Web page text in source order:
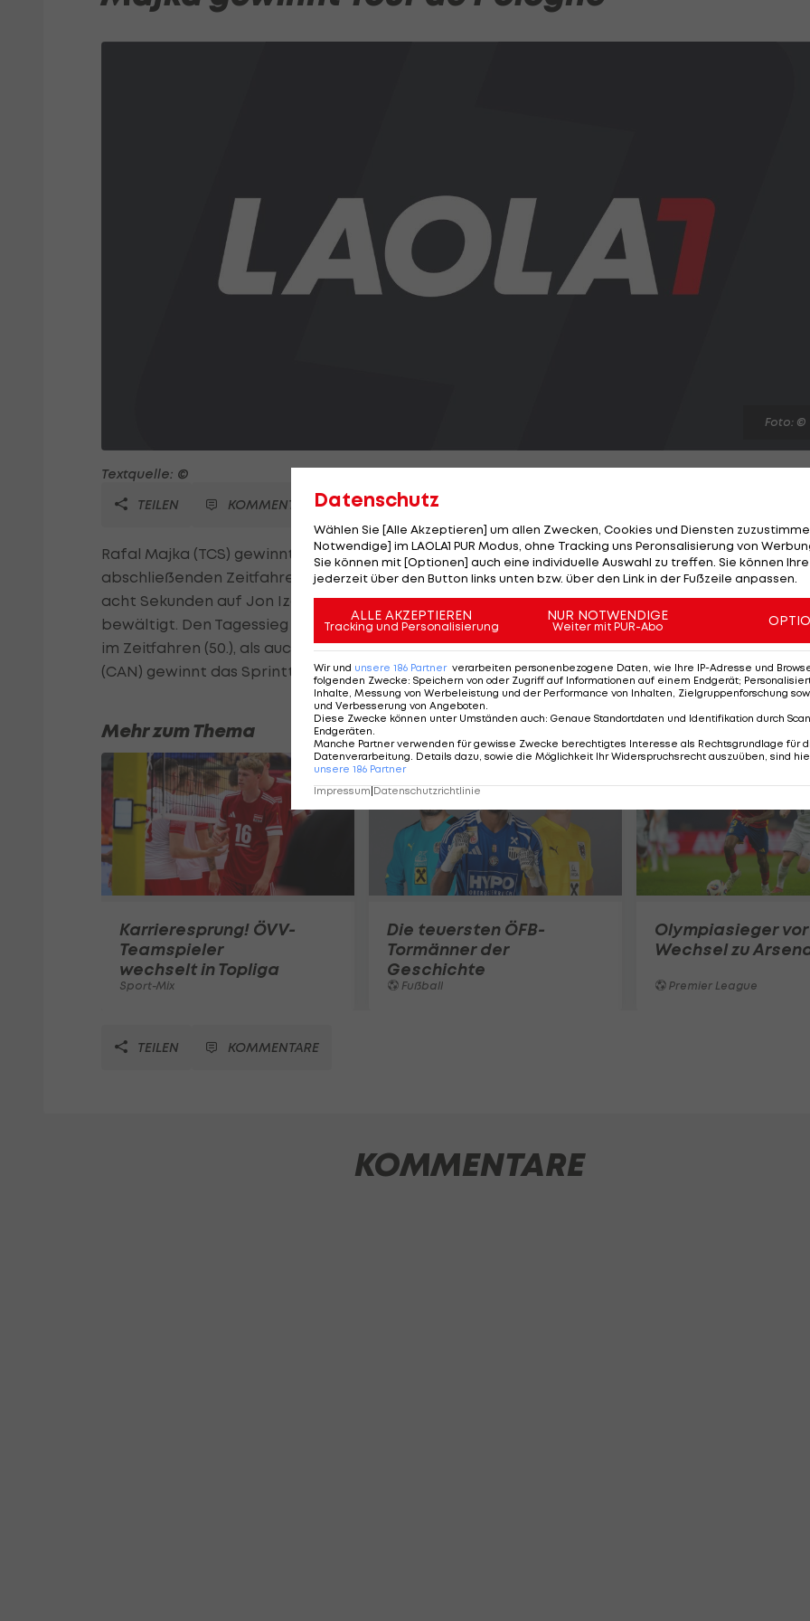
Foto: ©
Textquelle: ©
TEILEN
KOMMENTARE
Rafal Majka (TCS) gewinnt die 71. Tour de Pologne. Dem Lokalmatadoren reicht im
abschließenden Zeitfahren (25 km) in Krakau ein 13. Platz (+43). In der Gesamtwertung rettet er
acht Sekunden auf Jon Izaguirre (MOV), der den Schlussabschnitt als Siebtschnellster (+29)
bewältigt. Den Tagessieg holt sich Kristof Vandewalle (TFR) in 29:18 Minuten. Bester Österreicher
im Zeitfahren (50.), als auch in der Gesamtwertung (26.), ist Georg Preidler (GIA). Matthias Krizek
(CAN) gewinnt das Sprinttrikot.
Mehr zum Thema
Karrieresprung! ÖVV-
Teamspieler
wechselt in Topliga
Sport-Mix
Die teuersten ÖFB-
Tormänner der
Geschichte
Fußball
Olympiasieger vor
Wechsel zu
Premier League
TEILEN KOMMENTARE
KOMMENTARE
Datenschutz
Wählen Sie [Alle Akzeptieren] um allen Zwecken, Cookies und Diensten
Notwendige] im LAOLA1 PUR Modus, ohne Tracking uns Peronsalisierung von
Sie können mit [Optionen] auch eine individuelle Auswahl zu treffen. Sie können
jederzeit über den Button links unten bzw. über den Link in der Fußzeile anpassen.
ALLE AKZEPTIEREN
Tracking und Personalisierung
NUR NOTWENDIGE
Weiter mit PUR-Abo
Wir und unsere 186 Partner verarbeiten personenbezogene Daten, wie Ihre IP-Adresse und
folgenden Zwecke: Speichern von oder Zugriff auf Informationen auf einem Endgerät;
Inhalte, Messung von Werbeleistung und der Performance von Inhalten, Zielgruppenforschung
und Verbesserung von Angeboten
Diese Zwecke können unter Umständen auch: Genaue Standortdaten und Identifikation durch
Endgeräten
Manche Partner verwenden für gewisse Zwecke berechtigtes Interesse als Rechtsgrundlage für
Datenverarbeitung. Details dazu, sowie die Möglichkeit Ihr Widerspruchsrecht auszuüben, sind
unsere 186 Partner
Impressum|Datenschutzrichtlinie